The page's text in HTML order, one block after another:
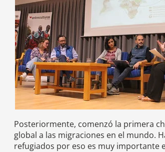
Posteriormente, comenzó la primera
global a las migraciones en el mundo.
refugiados por eso es muy importante